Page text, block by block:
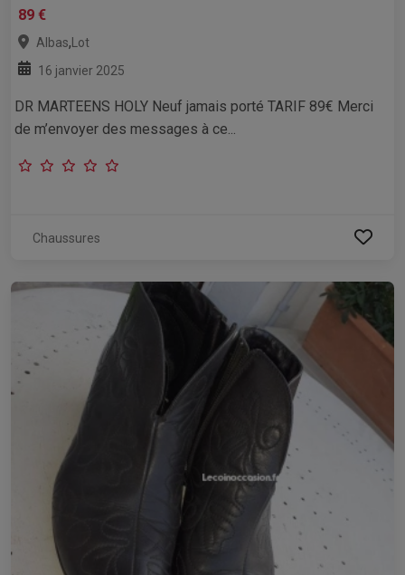
89 €
Albas, Lot
16 janvier 2025
DR MARTEENS HOLY Neuf jamais porté TARIF 89€ Merci
de m’envoyer des messages à ce...
Chaussures